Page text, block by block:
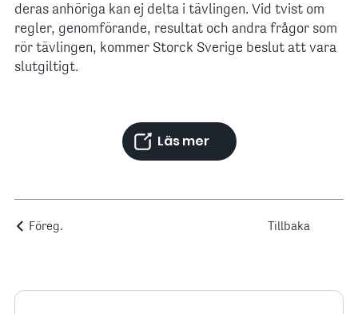
deras anhöriga kan ej delta i tävlingen. Vid tvist om
regler, genomförande, resultat och andra frågor som
rör tävlingen, kommer Storck Sverige beslut att vara
slutgiltigt.
Läs mer
Föreg. Tillbaka